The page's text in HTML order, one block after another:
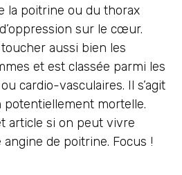
la poitrine ou du thorax
sur le cœur.
aussi bien les
et est classée parmi les
cardio-vasculaires. Il s’agit
potentiellement mortelle.
article si on peut vivre
de poitrine. Focus !